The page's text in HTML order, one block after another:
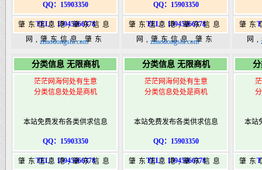
QQ：15903350
TEL：15945066378
肇东信息港,肇东信息
网,肇东信息,肇东
港|www.zhaodongshi.com
zhaodongshi.com
QQ：15903350
TEL：15945066378
肇东信息港,肇东信息
网,肇东信息,肇东
港|www.zhaodongshi.com
zhaodongshi.com
肇东
网
港
分类信息 无限商机
茫茫网海何处有生意
分类信息处处是商机
本站免费发布各类供求信息
QQ：15903350
TEL：15945066378
肇东信息港,肇东信息
分类信息 无限商机
茫茫网海何处有生意
分类信息处处是商机
本站免费发布各类供求信息
QQ：15903350
TEL：15945066378
肇东信息港,肇东信息
本站
肇东